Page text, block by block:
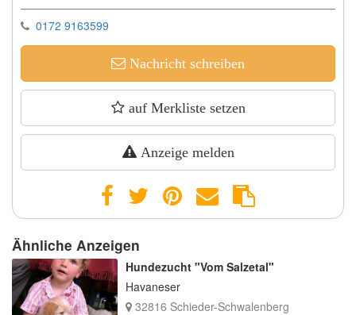
0172 9163599
Nachricht schreiben
auf Merkliste setzen
Anzeige melden
Ähnliche Anzeigen
Hundezucht "Vom Salzetal"
Havaneser
32816 Schieder-Schwalenberg